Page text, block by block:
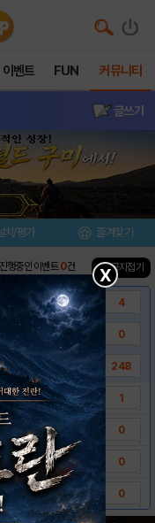
이벤트 FUN 커뮤니티
글쓰기
치/평가 즐겨찾기
진행중인 이벤트0건 ▲ 공지접기
4
0
248
1
0
0
0
X